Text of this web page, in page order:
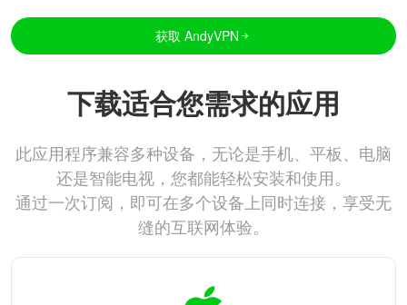
获取 AndyVPN
下载适合您需求的应用
此应用程序兼容多种设备，无论是手机、平板、电脑
还是智能电视，您都能轻松安装和使用。
通过一次订阅，即可在多个设备上同时连接，享受无
缝的互联网体验。